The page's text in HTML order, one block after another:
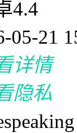
4.4
05-21
详情
隐私